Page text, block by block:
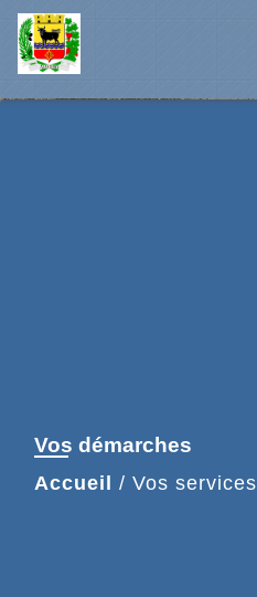
Vos démarches
Accueil / Vos services